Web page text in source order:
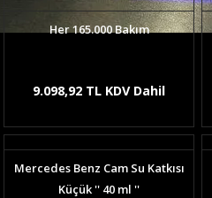
Her 165.000 Bakım
9.098,92 TL KDV Dahil
Mercedes Benz Cam Su Katkısı
Küçük '' 40 ml ''